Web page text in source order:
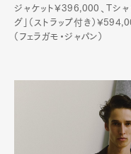
ジャケット¥396,000、Tシ
グ」（ストラップ付き）
（フェラガモ・ジャパン）